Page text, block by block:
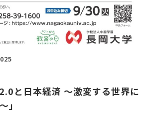
と日本経済 ～激変する世界に
」